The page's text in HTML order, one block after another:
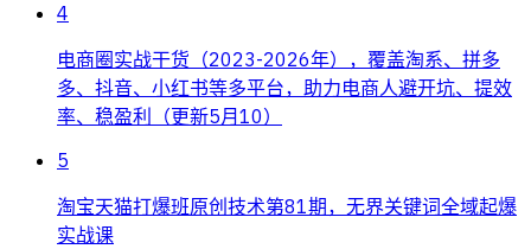
4
电商圈实战干货（2023-2026年），覆盖淘系、拼多
多、抖音、小红书等多平台，助力电商人避开坑、提效
率、稳盈利（更新5月10）
5
淘宝天猫打爆班原创技术第81期，无界关键词全域起爆
实战课